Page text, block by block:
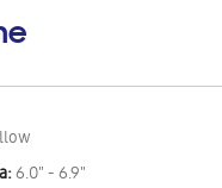
6.0" - 6.9"